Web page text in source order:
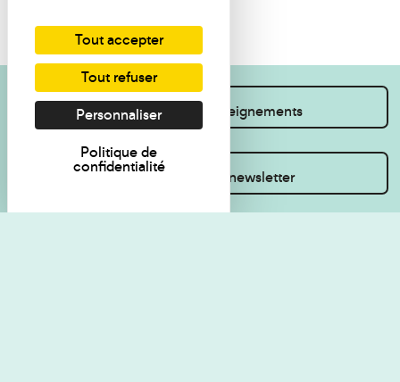
Je souhaite des renseignements
Inscrivez-vous à la newsletter
Tout accepter
Tout refuser
Personnaliser
Politique de
confidentialité